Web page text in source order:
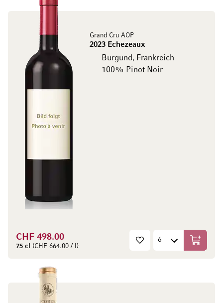
Grand Cru AOP
2023 Echezeaux
Burgund, Frankreich
100% Pinot Noir
CHF 498.00
75 cl (CHF 664.00 / l) In den